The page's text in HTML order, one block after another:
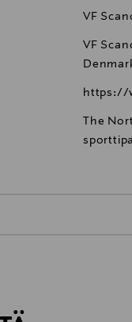
VF
VF
https://
The